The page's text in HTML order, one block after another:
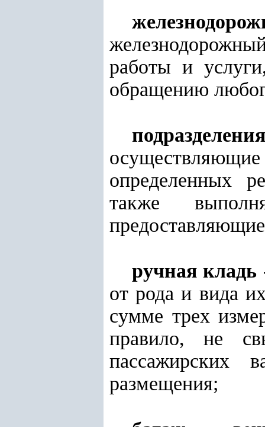
работы и
обращению
определенных
также
ручная кладь
от рода и вида
сумме трех
правило, не
пассажирских
размещения;